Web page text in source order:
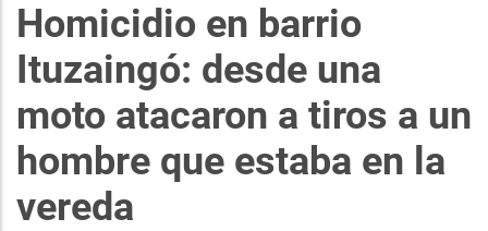
Homicidio en barrio
Ituzaingó: desde una
moto atacaron a tiros a un
hombre que estaba en la
vereda